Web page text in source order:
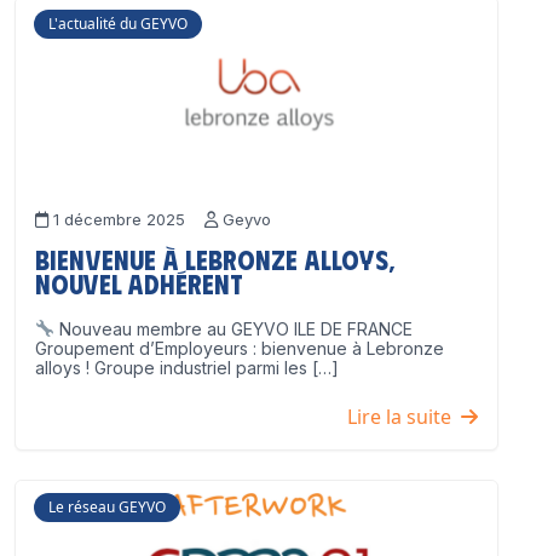
L'actualité du GEYVO
1 décembre 2025 Geyvo
Bienvenue à Lebronze Alloys,
nouvel adhérent
Nouveau membre au GEYVO ILE DE FRANCE
Groupement d’Employeurs : bienvenue à Lebronze
alloys ! Groupe industriel parmi les […]
Lire la suite
Le réseau GEYVO